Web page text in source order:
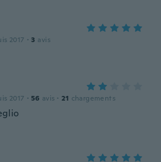
2017 · 3 avis
2017 · 56 avis · 21 chargements